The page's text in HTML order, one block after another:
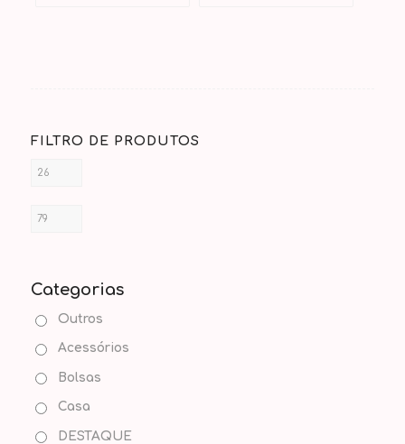
FILTRO DE PRODUTOS
Categorias
Outros
Acessórios
Bolsas
Casa
DESTAQUE